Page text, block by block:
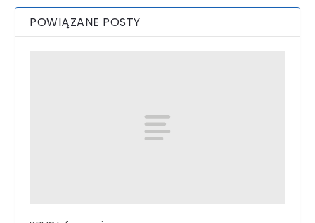
POWIĄZANE POSTY